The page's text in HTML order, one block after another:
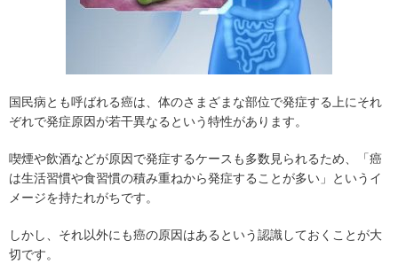
国民病とも呼ばれる癌は、体のさまざまな部位で発症する上にそれ
ぞれで発症原因が若干異なるという特性があります。
喫煙や飲酒などが原因で発症するケースも多数見られるため、「癌
は生活習慣や食習慣の積み重ねから発症することが多い」というイ
メージを持たれがちです。
しかし、それ以外にも癌の原因はあるという認識しておくことが大
切です。